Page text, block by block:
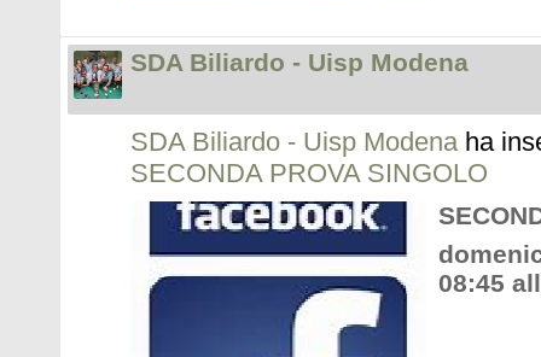
SDA Biliardo - Uisp Modena
SDA Biliardo - Uisp Modenaha
SECONDA PROVA SINGOLO
08:45